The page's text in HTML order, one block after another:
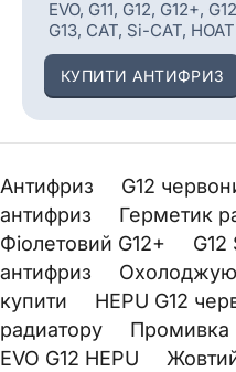
EVO, G11, G12, G12+,
G13, CAT, Si-CAT, HOAT
КУПИТИ АНТИФРИЗ
Антифриз G12
антифриз
Герметик
Фіолетовий G12+
антифриз
купити
HEPU G12
радиатору
Промивка
EVO G12 HEPU